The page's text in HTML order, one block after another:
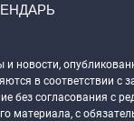
и новости,
в соответствии с
без согласования с
материала, с